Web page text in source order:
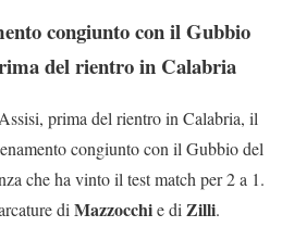
congiunto con il Gubbio
del rientro in Calabria
prima del rientro in Calabria, il
congiunto con il Gubbio del
che ha vinto il test match per 2 a 1.
diMazzocchie diZilli.